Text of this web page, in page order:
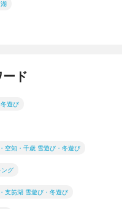
ド
遊び
空知・千歳 雪遊び・冬遊び
グ
支笏湖 雪遊び・冬遊び